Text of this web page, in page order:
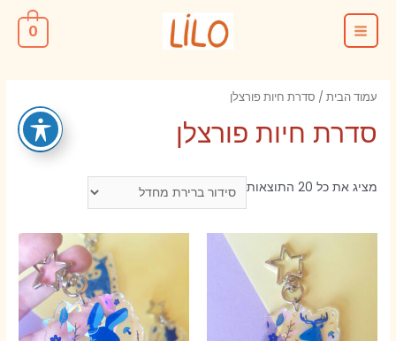
דילוג
MAIN
0
עמוד הבית / סדרת חיות פורצלן
סדרת חיות פורצלן
מציג את כל 20 התוצאות